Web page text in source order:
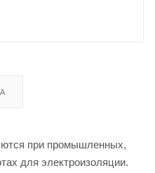
при промышленных,
для электроизоляции.